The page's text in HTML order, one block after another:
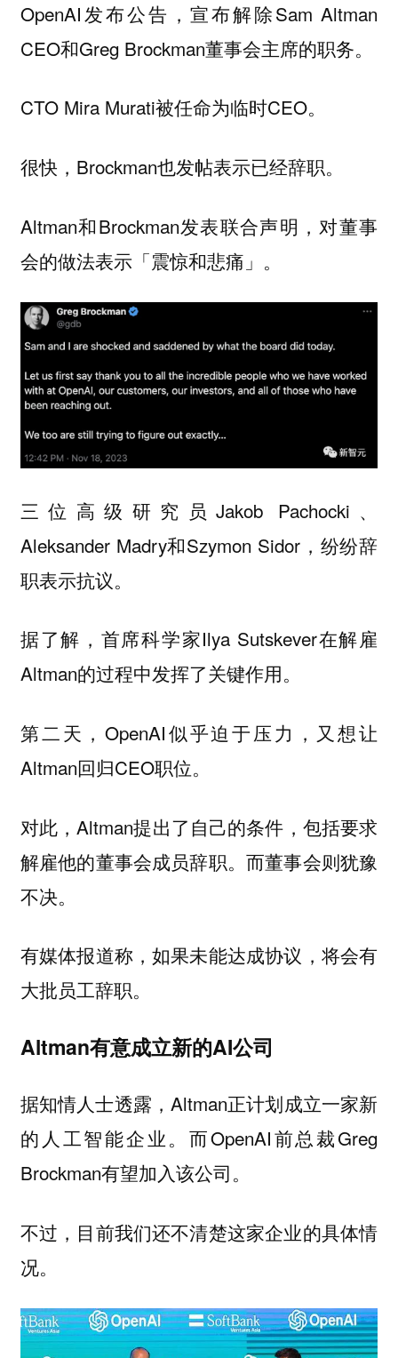
OpenAI发布公告，宣布解除Sam Altman
CEO和Greg Brockman董事会主席的职务。
CTO Mira Murati被任命为临时CEO。
很快，Brockman也发帖表示已经辞职。
Altman和Brockman发表联合声明，对董事
会的做法表示「震惊和悲痛」。
三位高级研究员Jakob Pachocki、
Aleksander Madry和Szymon Sidor，纷纷辞
职表示抗议。
据了解，首席科学家Ilya Sutskever在解雇
Altman的过程中发挥了关键作用。
第二天，OpenAI似乎迫于压力，又想让
Altman回归CEO职位。
对此，Altman提出了自己的条件，包括要求
解雇他的董事会成员辞职。而董事会则犹豫
不决。
有媒体报道称，如果未能达成协议，将会有
大批员工辞职。
Altman有意成立新的AI公司
据知情人士透露，Altman正计划成立一家新
的人工智能企业。而OpenAI前总裁Greg
Brockman有望加入该公司。
不过，目前我们还不清楚这家企业的具体情
况。